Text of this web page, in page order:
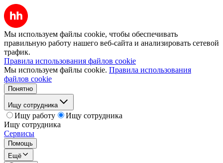
Мы используем файлы cookie, чтобы обеспечивать
правильную работу нашего веб-сайта и анализировать сетевой
трафик.
Правила использования файлов cookie
Мы используем файлы cookie. Правила использования
файлов cookie
Понятно
Ищу сотрудника
Ищу работу
Ищу сотрудника
Ищу сотрудника
Сервисы
Помощь
Ещё